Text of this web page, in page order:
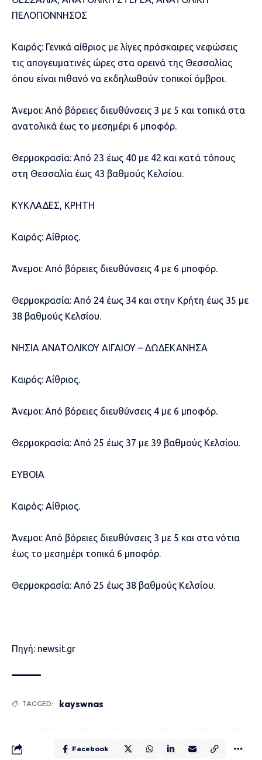
ΠΕΛΟΠΟΝΝΗΣΟΣ
Καιρός: Γενικά αίθριος με λίγες πρόσκαιρες νεφώσεις
τις απογευματινές ώρες στα ορεινά της Θεσσαλίας
όπου είναι πιθανό να εκδηλωθούν τοπικοί όμβροι.
Άνεμοι: Από βόρειες διευθύνσεις 3 με 5 και τοπικά στα
ανατολικά έως το μεσημέρι 6 μποφόρ.
Θερμοκρασία: Από 23 έως 40 με 42 και κατά τόπους
στη Θεσσαλία έως 43 βαθμούς Κελσίου.
ΚΥΚΛΑΔΕΣ, ΚΡΗΤΗ
Καιρός: Αίθριος.
Άνεμοι: Από βόρειες διευθύνσεις 4 με 6 μποφόρ.
Θερμοκρασία: Από 24 έως 34 και στην Κρήτη έως 35 με
38 βαθμούς Κελσίου.
ΝΗΣΙΑ ΑΝΑΤΟΛΙΚΟΥ ΑΙΓΑΙΟΥ – ΔΩΔΕΚΑΝΗΣΑ
Καιρός: Αίθριος.
Άνεμοι: Από βόρειες διευθύνσεις 4 με 6 μποφόρ.
Θερμοκρασία: Από 25 έως 37 με 39 βαθμούς Κελσίου.
ΕΥΒΟΙΑ
Καιρός: Αίθριος.
Άνεμοι: Από βόρειες διευθύνσεις 3 με 5 και στα νότια
έως το μεσημέρι τοπικά 6 μποφόρ.
Θερμοκρασία: Από 25 έως 38 βαθμούς Κελσίου.
Πηγή: newsit.gr
TAGGED: kayswnas
Facebook